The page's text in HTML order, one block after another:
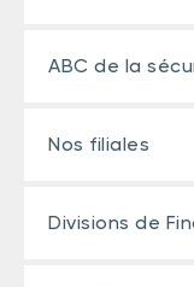
ABC de la
Nos filiales
Divisions de